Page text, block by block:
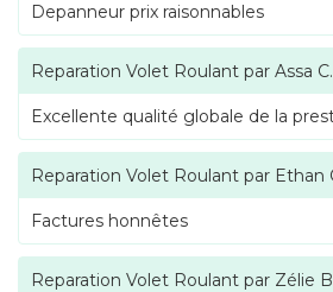
Depanneur prix raisonnables
Reparation Volet Roulant par Assa C.
Excellente qualité globale de la
Reparation Volet Roulant par Ethan
Factures honnêtes
Reparation Volet Roulant par Zélie